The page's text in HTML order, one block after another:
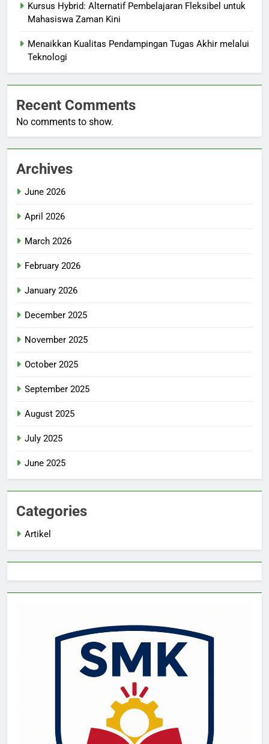
Kursus Hybrid: Alternatif Pembelajaran Fleksibel untuk
Mahasiswa Zaman Kini
Menaikkan Kualitas Pendampingan Tugas Akhir melalui
Teknologi
Recent Comments
No comments to show.
Archives
June 2026
April 2026
March 2026
February 2026
January 2026
December 2025
November 2025
October 2025
September 2025
August 2025
July 2025
June 2025
Categories
Artikel